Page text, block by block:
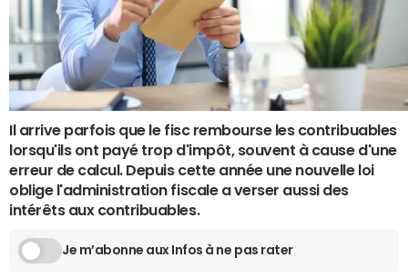
Il arrive parfois que le fisc rembourse les contribuables
lorsqu'ils ont payé trop d'impôt, souvent à cause d'une
erreur de calcul. Depuis cette année une nouvelle loi
oblige l'administration fiscale a verser aussi des
intérêts aux contribuables.
Je m’abonne aux Infos à ne pas rater